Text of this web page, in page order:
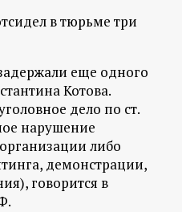
в тюрьме три
еще одного
Котова.
дело по ст.
нарушение
либо
демонстрации,
говорится в